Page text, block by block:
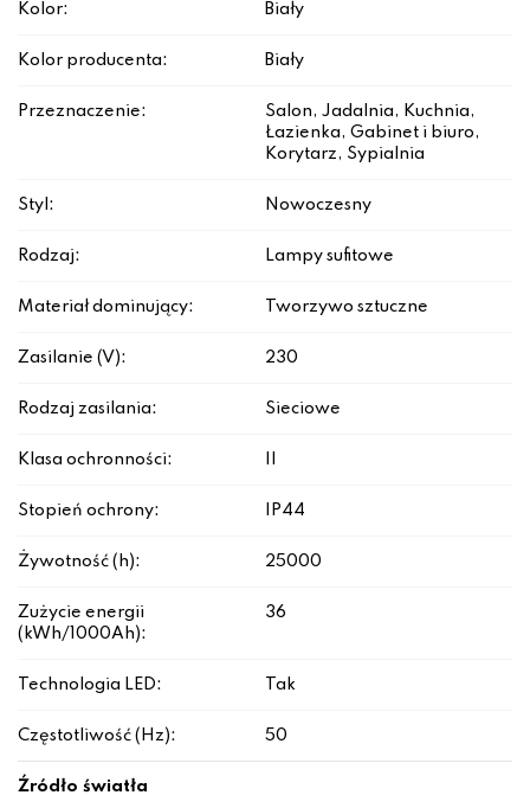
Kolor: Biały
Kolor producenta: Biały
Przeznaczenie:
Salon, Jadalnia, Kuchnia,
Łazienka, Gabinet i biuro,
Korytarz, Sypialnia
Styl: Nowoczesny
Rodzaj: Lampy sufitowe
Materiał dominujący: Tworzywo sztuczne
Zasilanie (V): 230
Rodzaj zasilania: Sieciowe
Klasa ochronności:
Stopień ochrony: IP44
Żywotność (h): 25000
Zużycie energii
(kWh/1000Ah):
36
Technologia LED: Tak
Częstotliwość (Hz): 50
Źródło światła